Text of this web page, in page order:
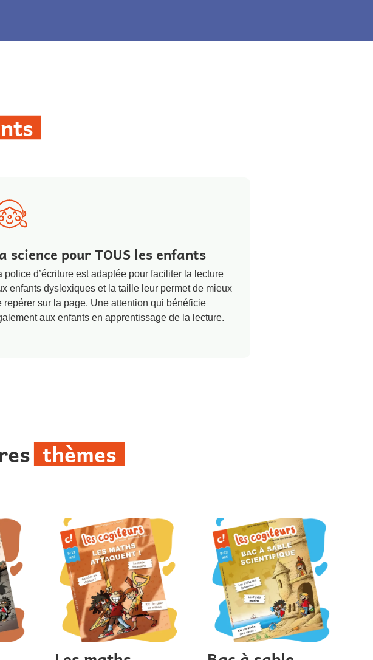
science pour TOUS les enfants
police d’écriture est adaptée pour faciliter la lecture
enfants dyslexiques et la taille leur permet de mieux
repérer sur la page. Une attention qui bénéficie
aux enfants en apprentissage de la lecture.
thèmes